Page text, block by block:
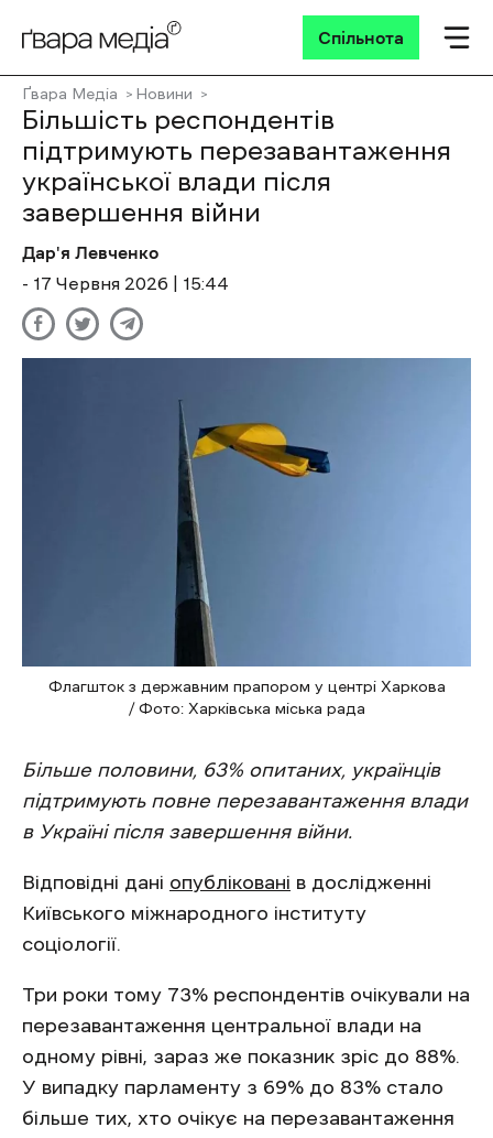
Спільнота
Ґвара Медіа Новини
Більшість респондентів
підтримують перезавантаження
української влади після
завершення війни
Дар'я Левченко
- 17 Червня 2026 | 15:44
Флагшток з державним прапором у центрі Харкова
/ Фото: Харківська міська рада
Більше половини, 63% опитаних, українців
підтримують повне перезавантаження влади
в Україні після завершення війни.
Відповідні дані опубліковані в дослідженні
Київського міжнародного інституту
соціології.
Три роки тому 73% респондентів очікували на
перезавантаження центральної влади на
одному рівні, зараз же показник зріс до 88%.
У випадку парламенту з 69% до 83% стало
більше тих, хто очікує на перезавантаження